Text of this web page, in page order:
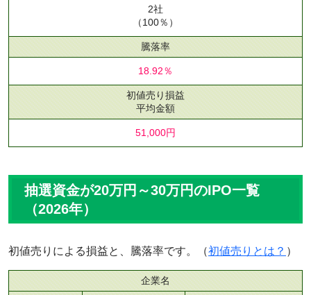
2社
（100％）
騰落率
18.92％
初値売り損益
平均金額
51,000円
抽選資金が20万円～30万円のIPO一覧
（2026年）
初値売りによる損益と、騰落率です。（初値売りとは？ ）
企業名